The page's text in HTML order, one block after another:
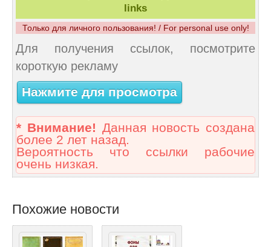
links
Только для личного пользования! / For personal use only!
Для получения ссылок, посмотрите
короткую рекламу
Нажмите для просмотра
* Внимание! Данная новость создана
более 2 лет назад.
Вероятность что ссылки рабочие
очень низкая.
Похожие новости